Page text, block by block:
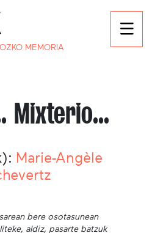
MEMORIA
Mixterio...
Marie-Angèle
bere osotasunean
aldiz, pasarte batzuk